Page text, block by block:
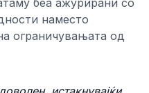
беа ажурирани со
наместо
ограничувањата од